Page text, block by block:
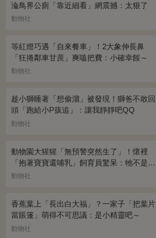
淪鳥界公廁「靠近細看」網震撼：太狠了
動物社
等紅燈巧遇「自來餐車」！2大象伸長鼻
「狂捲鄰車甘蔗」爽嗑把費：小確幸餒～
動物社
趁小獅睡著「想偷溜」被發現！獅爸不敢回
頭「跑給小P孩追」：讓我靜靜吧QQ
動物社
動物園大猩猩「無預警突然生了」！懷裡
「抱著寶寶還哺乳」飼育員驚呆：牠不是公
的嗎？
動物社
香蕉葉上「長出白大福」？一家子「把葉片
當賬篷」萌得不可思議：是小精靈吧～
動物社